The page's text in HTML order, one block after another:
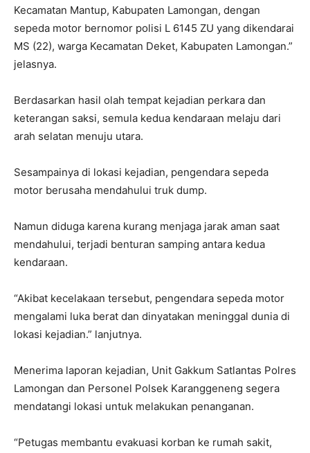
Kecamatan Mantup, Kabupaten Lamongan, dengan
sepeda motor bernomor polisi L 6145 ZU yang dikendarai
MS (22), warga Kecamatan Deket, Kabupaten Lamongan.”
jelasnya.
Berdasarkan hasil olah tempat kejadian perkara dan
keterangan saksi, semula kedua kendaraan melaju dari
arah selatan menuju utara.
Sesampainya di lokasi kejadian, pengendara sepeda
motor berusaha mendahului truk dump.
Namun diduga karena kurang menjaga jarak aman saat
mendahului, terjadi benturan samping antara kedua
kendaraan.
“Akibat kecelakaan tersebut, pengendara sepeda motor
mengalami luka berat dan dinyatakan meninggal dunia di
lokasi kejadian.” lanjutnya.
Menerima laporan kejadian, Unit Gakkum Satlantas Polres
Lamongan dan Personel Polsek Karanggeneng segera
mendatangi lokasi untuk melakukan penanganan.
“Petugas membantu evakuasi korban ke rumah sakit,